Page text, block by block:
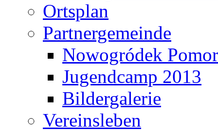
Ortsplan
Partnergemeinde
Nowogródek
Jugendcamp 2013
Bildergalerie
Vereinsleben